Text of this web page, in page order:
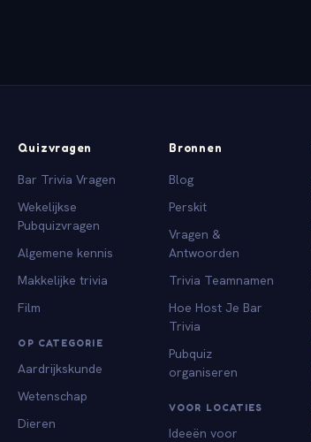
Quizvragen
Bar Trivia Vragen
Wekelijkse
Pubquizvragen
Algemene kennis
Makkelijke trivia
Film
OP CATEGORIE
Aardrijkskunde
Wetenschap
Dieren
Bronnen
Blog
Perskit
Vragen &
Antwoorden
Trivia Teamnamen
Hoe Host Je Bar
Trivia
Pubquiz
organiseren
VOOR LOCATIES
Ideeën voor